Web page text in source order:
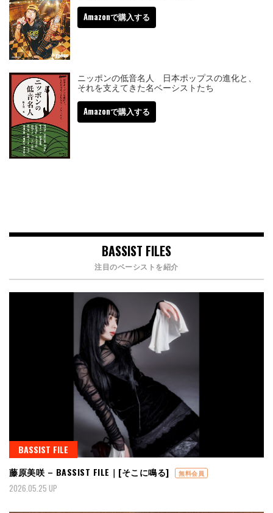
Amazonで購入する
ニッポンの低音名人 日本ポップスの進化と、
それを支えてきた名ベーシストたち
Amazonで購入する
BASSIST FILES
注目のベーシストを紹介
BASSIST FILE
藤原美咲 – BASSIST FILE｜[そこに鳴る]
無料会員
2026.05.25 UP